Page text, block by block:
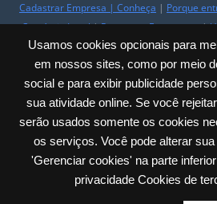
Usamos cookies opcionais para
em nossos sites, como por meio
social e para exibir publicidade
sua atividade online. Se você
serão usados somente os cookies
os serviços. Você pode alterar
'Gerenciar cookies' na parte
privacidade Cookies de
Cadastrar Empresa | Conheça | Porque
Comércio Local|Perguntas Frequentes|
Comerciante|Parceiros|Trabalhe
Mapa do Site| Sobre
Privacidade | Políticas
Carlos Barbosa / RS – Júlio de Castilhos,
60.635.259/0001-30